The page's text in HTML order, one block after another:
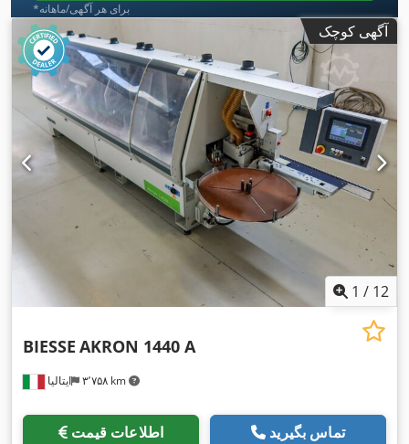
*برای هر آگهی/ماهانه
آگهی کوچک
1 / 12
ایتالیا ۳٬۷۵۸ km
BIESSE AKRON 1440 A
اطلاعات قیمت تماس بگیرید